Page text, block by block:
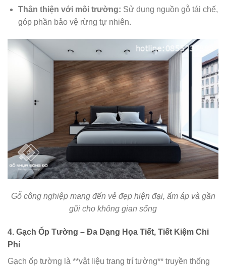
Thân thiện với môi trường: Sử dụng nguồn gỗ tái chế,
góp phần bảo vệ rừng tự nhiên.
Gỗ công nghiệp mang đến vẻ đẹp hiện đại, ấm áp và gần
gũi cho không gian sống
4. Gạch Ốp Tường – Đa Dạng Họa Tiết, Tiết Kiệm Chi
Phí
Gạch ốp tường là **vật liệu trang trí tường** truyền thống